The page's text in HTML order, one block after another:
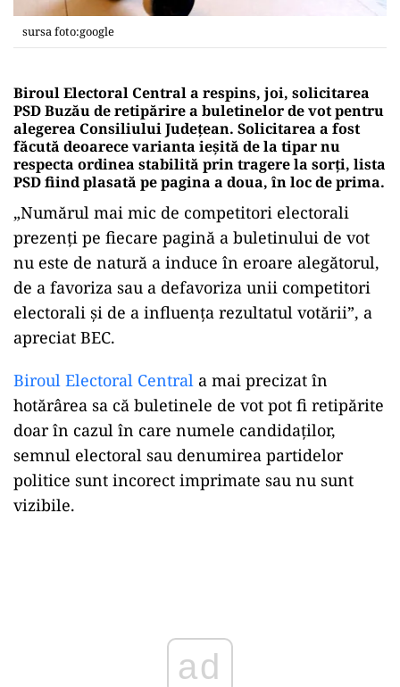
sursa foto:google
Biroul Electoral Central a respins, joi, solicitarea
PSD Buzău de retipărire a buletinelor de vot pentru
alegerea Consiliului Județean. Solicitarea a fost
făcută deoarece varianta ieșită de la tipar nu
respecta ordinea stabilită prin tragere la sorți, lista
PSD fiind plasată pe pagina a doua, în loc de prima.
„Numărul mai mic de competitori electorali
prezenți pe fiecare pagină a buletinului de vot
nu este de natură a induce în eroare alegătorul,
de a favoriza sau a defavoriza unii competitori
electorali și de a influența rezultatul votării”, a
apreciat BEC.
Biroul Electoral Central a mai precizat în
hotărârea sa că buletinele de vot pot fi retipărite
doar în cazul în care numele candidaților,
semnul electoral sau denumirea partidelor
politice sunt incorect imprimate sau nu sunt
vizibile.